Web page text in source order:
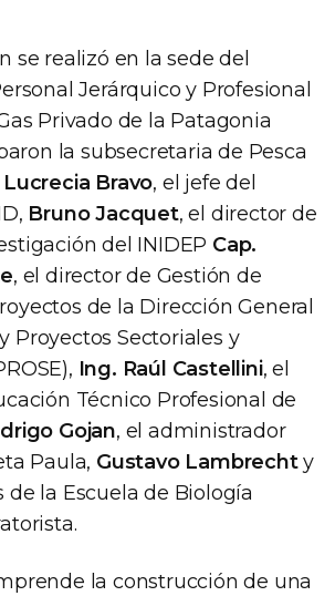
se realizó en la sede del
Jerárquico y Profesional
Privado de la Patagonia
la subsecretaria de Pesca
Lucrecia Bravo, el jefe del
Bruno Jacquet, el director de
del INIDEP Cap.
, el director de Gestión de
de la Dirección General
Proyectos Sectoriales y
Ing. Raúl Castellini, el
Técnico Profesional de
Gojan, el administrador
Paula, Gustavo Lambrechty
de la Escuela de Biología
la construcción de una